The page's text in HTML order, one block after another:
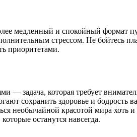
медленный и спокойный формат
стрессом. Не
приоритетами.
— задача, которая требует
сохранить здоровье и
необычайной красотой мира
останутся навсегда.